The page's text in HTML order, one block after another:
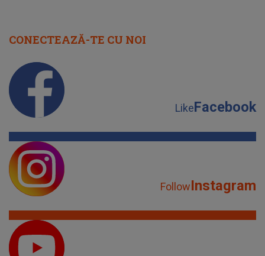
CONECTEAZĂ-TE CU NOI
LikeFacebook
FollowInstagram